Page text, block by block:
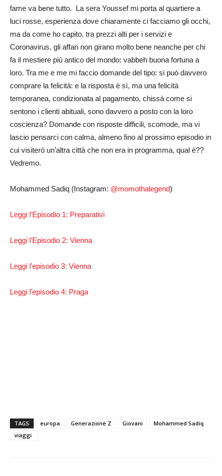
fame va bene tutto. La sera Youssef mi porta al quartiere a
luci rosse, esperienza dove chiaramente ci facciamo gli occhi,
ma da come ho capito, tra prezzi alti per i servizi e
Coronavirus, gli affari non girano molto bene neanche per chi
fa il mestiere più antico del mondo: vabbeh buona fortuna a
loro. Tra me e me mi faccio domande del tipo: si può davvero
comprare la felicità: e la risposta è sì, ma una felicità
temporanea, condizionata al pagamento, chissà come si
sentono i clienti abituali, sono davvero a posto con la loro
coscienza? Domande con risposte difficili, scomode, ma vi
lascio pensarci con calma, almeno fino al prossimo episodio in
cui visiterò un’altra città che non era in programma, qual è??
Vedremo.
Mohammed Sadiq (Instagram: @momothalegend)
Leggi l’Episodio 1: Preparativi
Leggi l’Episodio 2: Vienna
Leggi l’episodio 3: Vienna
Leggi l’episodio 4: Praga
TAGS europa Generazione Z Giovani
Mohammed Sadiq
viaggi